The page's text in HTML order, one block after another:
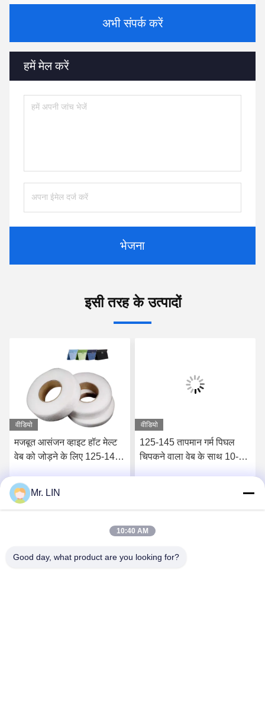
अभी संपर्क करें
हमें मेल करें
भेजना
इसी तरह के उत्पादों
वीडियो
मजबूत आसंजन व्हाइट हॉट मेल्ट
वेब को जोड़ने के लिए 125-145
वेब फिल्म
सर्वोत्तम मूल्य प्राप्त करें
वीडियो
125-145 तापमान गर्म पिघल
चिपकने वाला वेब के साथ 10-15
Mr. LIN
10:40 AM
Good day, what product are you looking for?